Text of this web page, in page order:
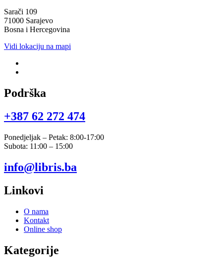
Sarači 109
71000 Sarajevo
Bosna i Hercegovina
Vidi lokaciju na mapi
Podrška
+387 62 272 474​
Ponedjeljak – Petak: 8:00-17:00
Subota: 11:00 – 15:00
info@libris.ba
Linkovi
O nama
Kontakt
Online shop
Kategorije